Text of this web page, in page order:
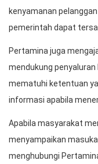
kenyamanan
pemerintah dapat
Pertamina juga
mendukung
mematuhi ketentuan
informasi apabila
Apabila masyarakat
menyampaikan
menghubungi